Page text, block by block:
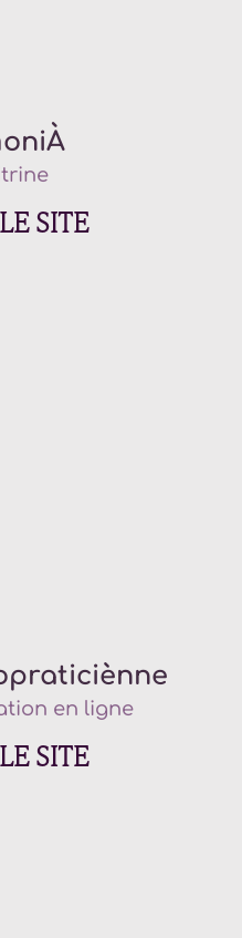
SITE
en ligne
SITE